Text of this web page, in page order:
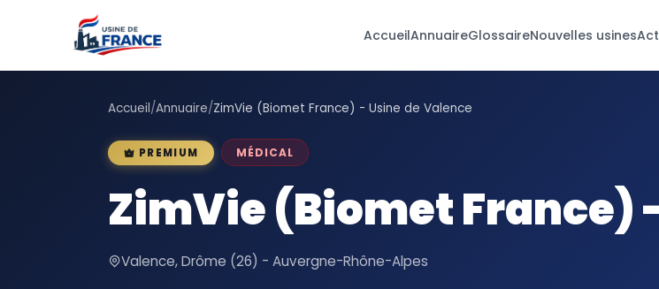
AccueilAnnuaireGlossaireNouvelles usines
Accueil/Annuaire/ZimVie (Biomet France) - Usine de Valence
PREMIUM MÉDICAL
ZimVie (Biomet France)
Valence, Drôme (26) - Auvergne-Rhône-Alpes